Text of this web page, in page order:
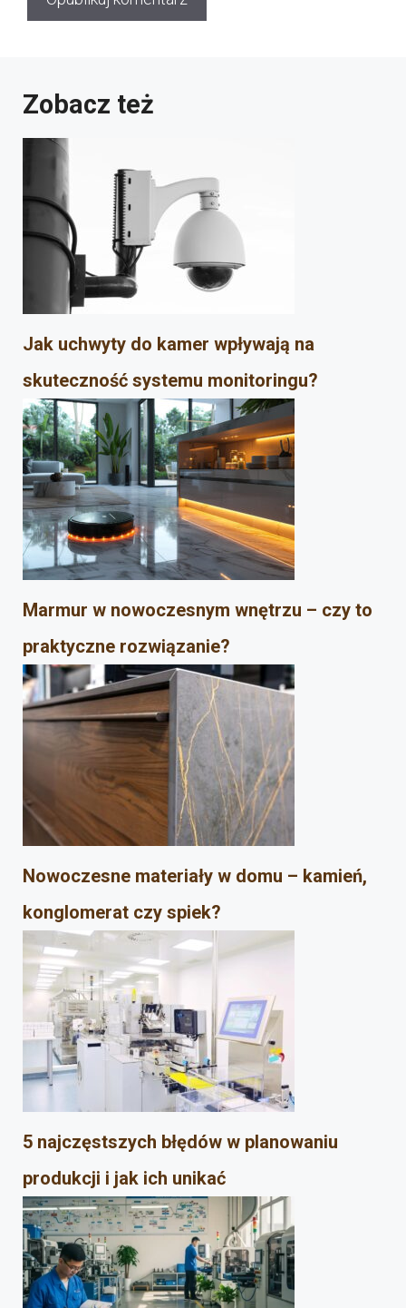
Zobacz też
Jak uchwyty do kamer wpływają na
skuteczność systemu monitoringu?
Marmur w nowoczesnym wnętrzu – czy to
praktyczne rozwiązanie?
Nowoczesne materiały w domu – kamień,
konglomerat czy spiek?
5 najczęstszych błędów w planowaniu
produkcji i jak ich unikać